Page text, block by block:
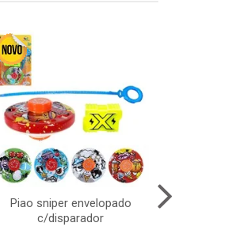
Piao sniper envelopado
c/disparador